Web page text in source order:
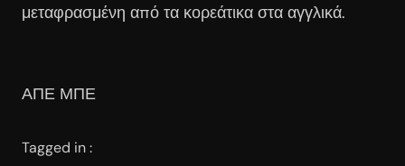
μεταφρασμένη από τα κορεάτικα στα αγγλικά.
ΑΠΕ ΜΠΕ
Tagged in :